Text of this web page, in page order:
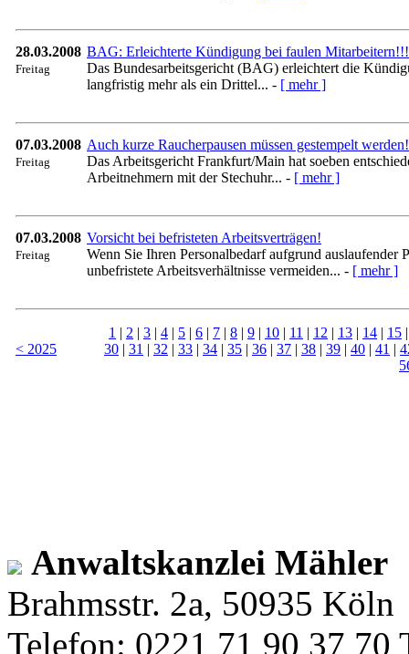
28.03.2008
Freitag
BAG: Erleichterte Kündigung bei faulen Mitarbeitern!!!
Das Bundesarbeitsgericht (BAG) erleichtert die
langfristig mehr als ein Drittel... - [ mehr ]
07.03.2008
Freitag
Auch kurze Raucherpausen müssen gestempelt werden!
Das Arbeitsgericht Frankfurt/Main hat soeben
Arbeitnehmern mit der Stechuhr... - [ mehr ]
07.03.2008
Freitag
Vorsicht bei befristeten Arbeitsverträgen!
Wenn Sie Ihren Personalbedarf aufgrund auslaufender
unbefristete Arbeitsverhältnisse vermeiden... - [ mehr ]
< 2025
1 | 2 | 3 | 4 | 5 | 6 | 7 | 8 | 9 | 10 | 11 | 12 | 13 | 14 | 15
30 | 31 | 32 | 33 | 34 | 35 | 36 | 37 | 38 | 39 | 40 | 41 |
Anwaltskanzlei Mähler
Brahmsstr. 2a, 50935 Köln
Telefon: 0221 71 90 37 70